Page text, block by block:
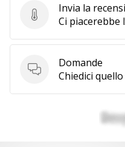
Invia la recensione
Invia la
Ci
Domande
Domande
Chiedici